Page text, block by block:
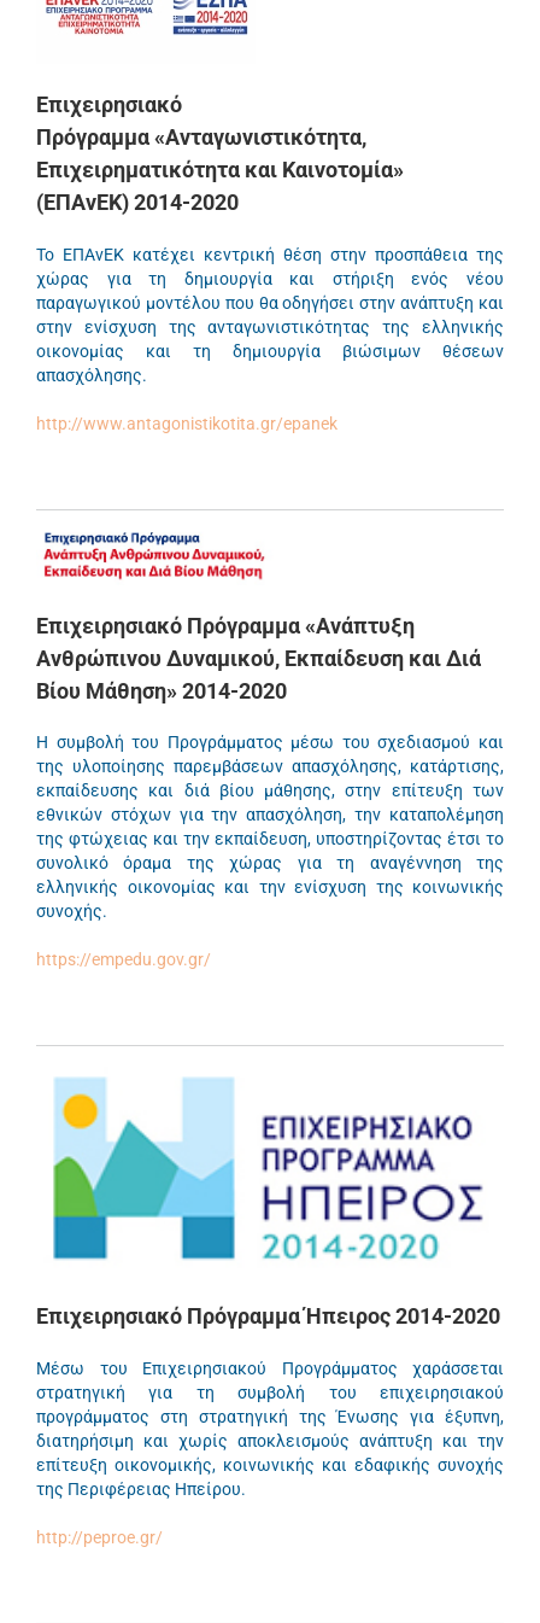
Επιχειρησιακό
Πρόγραμμα «Ανταγωνιστικότητα,
Επιχειρηματικότητα και Καινοτομία»
(ΕΠΑνΕΚ) 2014-2020
Το ΕΠΑνΕΚ κατέχει κεντρική θέση στην προσπάθεια της
χώρας για τη δημιουργία και στήριξη ενός νέου
παραγωγικού μοντέλου που θα οδηγήσει στην ανάπτυξη και
στην ενίσχυση της ανταγωνιστικότητας της ελληνικής
οικονομίας και τη δημιουργία βιώσιμων θέσεων
απασχόλησης.
http://www.antagonistikotita.gr/epanek
Επιχειρησιακό Πρόγραμμα «Ανάπτυξη
Ανθρώπινου Δυναμικού, Εκπαίδευση και Διά
Βίου Μάθηση» 2014-2020
Η συμβολή του Προγράμματος μέσω του σχεδιασμού και
της υλοποίησης παρεμβάσεων απασχόλησης, κατάρτισης,
εκπαίδευσης και διά βίου μάθησης, στην επίτευξη των
εθνικών στόχων για την απασχόληση, την καταπολέμηση
της φτώχειας και την εκπαίδευση, υποστηρίζοντας έτσι το
συνολικό όραμα της χώρας για τη αναγέννηση της
ελληνικής οικονομίας και την ενίσχυση της κοινωνικής
συνοχής.
https://empedu.gov.gr/
Επιχειρησιακό Πρόγραμμα Ήπειρος 2014-2020
Μέσω του Επιχειρησιακού Προγράμματος χαράσσεται
στρατηγική για τη συμβολή του επιχειρησιακού
προγράμματος στη στρατηγική της Ένωσης για έξυπνη,
διατηρήσιμη και χωρίς αποκλεισμούς ανάπτυξη και την
επίτευξη οικονομικής, κοινωνικής και εδαφικής συνοχής
της Περιφέρειας Ηπείρου.
http://peproe.gr/